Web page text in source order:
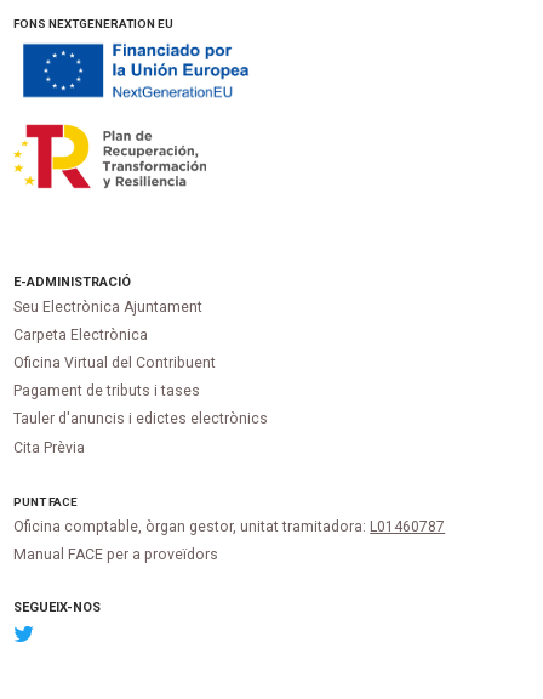
FONS NEXTGENERATION EU
E-ADMINISTRACIÓ
Seu Electrònica Ajuntament
Carpeta Electrònica
Oficina Virtual del Contribuent
Pagament de tributs i tases
Tauler d'anuncis i edictes electrònics
Cita Prèvia
PUNTFACE
Oficina comptable, òrgan gestor, unitat tramitadora: L01460787
Manual FACE per a proveïdors
SEGUEIX-NOS